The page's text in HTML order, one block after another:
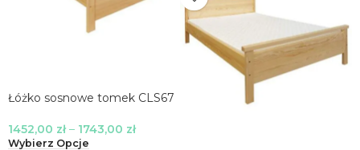
Łóżko sosnowe tomek CLS67
1452,00 zł– 1743,00 zł
Wybierz Opcje